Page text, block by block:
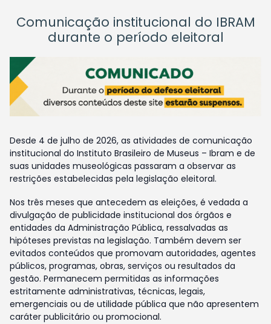
Comunicação institucional do IBRAM
durante o período eleitoral
Desde 4 de julho de 2026, as atividades de comunicação
institucional do Instituto Brasileiro de Museus – Ibram e de
suas unidades museológicas passaram a observar as
restrições estabelecidas pela legislação eleitoral.
Nos três meses que antecedem as eleições, é vedada a
divulgação de publicidade institucional dos órgãos e
entidades da Administração Pública, ressalvadas as
hipóteses previstas na legislação. Também devem ser
evitados conteúdos que promovam autoridades, agentes
públicos, programas, obras, serviços ou resultados da
gestão. Permanecem permitidas as informações
estritamente administrativas, técnicas, legais,
emergenciais ou de utilidade pública que não apresentem
caráter publicitário ou promocional.